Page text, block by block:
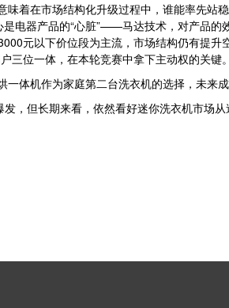
着在市场结构化升级过程中，谁能率先站
电器产品的“心脏”——马达技术，对产品的
元以下价位段为主流，市场结构仍有提升
三位一体，在本轮竞赛中拿下主动权的关键
体机作为家庭第二台洗衣机的选择，未来
，但长期来看，依然看好迷你洗衣机市场